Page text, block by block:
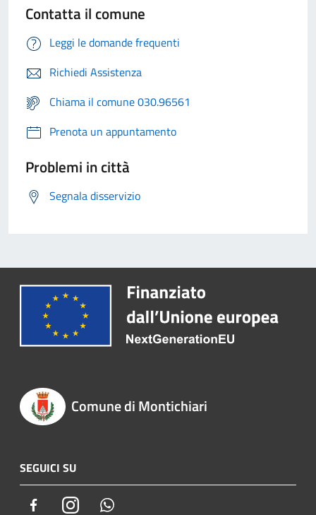
Contatta il comune
Leggi le domande frequenti
Richiedi Assistenza
Chiama il comune 030.96561
Prenota un appuntamento
Problemi in città
Segnala disservizio
Comune di Montichiari
SEGUICI SU
FacebookInstagram